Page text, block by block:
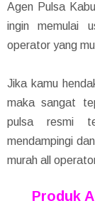
Agen Pulsa
ingin memulai
operator yang
Jika kamu
maka sangat
pulsa resmi
mendampingi
murah all
Produk